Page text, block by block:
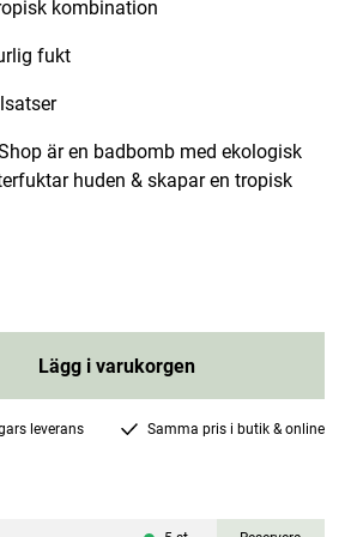
kombination
fukt
är en badbomb med ekologisk
huden & skapar en tropisk
Lägg i varukorgen
leverans Samma pris i butik & online